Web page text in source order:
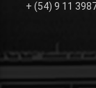
+ (54) 9 11